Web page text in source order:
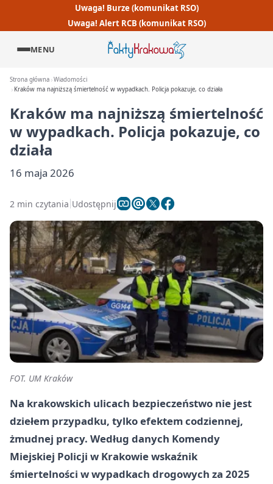
Uwaga! Burze (komunikat RSO)
Uwaga! Alert RCB (komunikat RSO)
MENU
Strona główna Wiadomości
Kraków ma najniższą śmiertelność w wypadkach. Policja pokazuje, co działa
Kraków ma najniższą śmiertelność
w wypadkach. Policja pokazuje, co
działa
16 maja 2026
2 min czytania Udostępnij
FOT. UM Kraków
Na krakowskich ulicach bezpieczeństwo nie jest
dziełem przypadku, tylko efektem codziennej,
żmudnej pracy. Według danych Komendy
Miejskiej Policji w Krakowie wskaźnik
śmiertelności w wypadkach drogowych za 2025